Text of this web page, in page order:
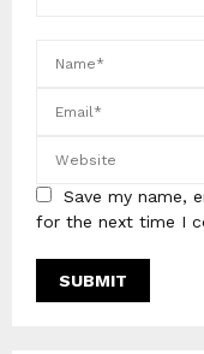
Save my name,
for the next time I